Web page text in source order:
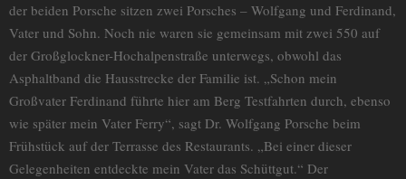
der beiden Porsche sitzen zwei Porsches – Wolfgang und Ferdinand,
Vater und Sohn. Noch nie waren sie gemeinsam mit zwei 550 auf
der Großglockner-Hochalpenstraße unterwegs, obwohl das
Asphaltband die Hausstrecke der Familie ist. „Schon mein
Großvater Ferdinand führte hier am Berg Testfahrten durch, ebenso
wie später mein Vater Ferry“, sagt Dr. Wolfgang Porsche beim
Frühstück auf der Terrasse des Restaurants. „Bei einer dieser
Gelegenheiten entdeckte mein Vater das Schüttgut.“ Der